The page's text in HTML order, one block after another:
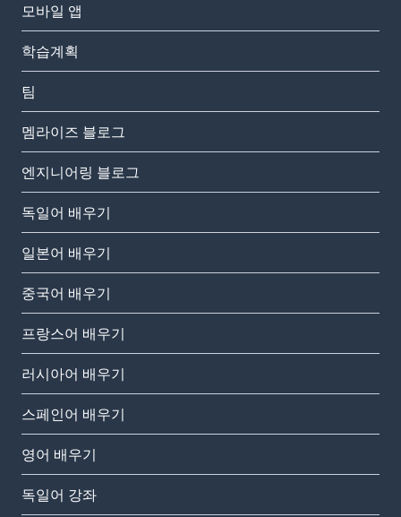
모바일 앱
학습계획
팀
멤라이즈 블로그
엔지니어링 블로그
독일어 배우기
일본어 배우기
중국어 배우기
프랑스어 배우기
러시아어 배우기
스페인어 배우기
영어 배우기
독일어 강좌